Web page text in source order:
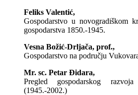
Feliks Valentić,
Gospodarstvo u novogradiškom
gospodarstva 1850.-1945.
Vesna Božić-Drljača, prof.,
Gospodarstvo na području
Mr. sc. Petar Đidara,
Pregled gospodarskog
(1945.-2002.)